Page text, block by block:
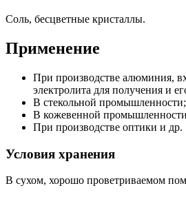
Соль, бесцветные кристаллы.
Применение
При производстве алюминия,
электролита для получения и
В стекольной промышленности;
В кожевенной
При производстве оптики и др.
Условия хранения
В сухом, хорошо проветриваемом